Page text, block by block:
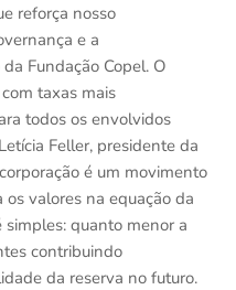
reforça nosso
e a
Fundação Copel. O
taxas mais
todos os envolvidos
Feller, presidente da
é um movimento
valores na equação da
quanto menor a
contribuindo
da reserva no futuro.